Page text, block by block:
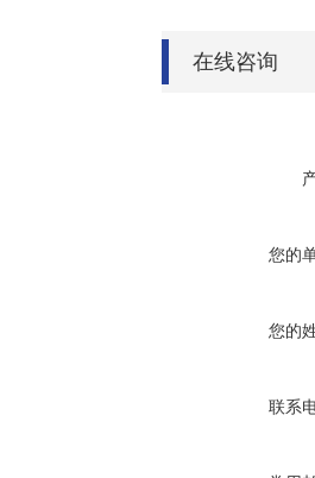
在线咨询
您的
您的
联系